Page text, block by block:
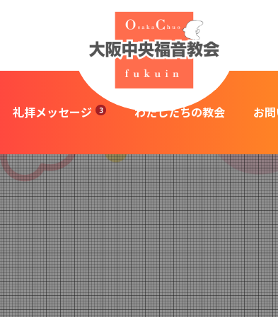
礼拝メッセージ わたしたちの教会 お